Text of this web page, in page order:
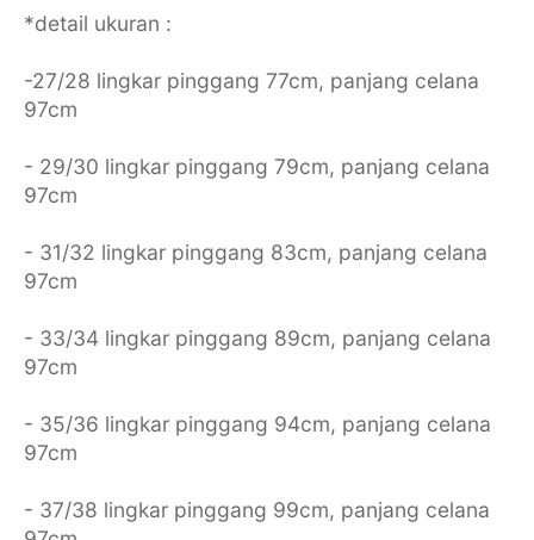
*detail ukuran :
-27/28 lingkar pinggang 77cm, panjang celana
97cm
- 29/30 lingkar pinggang 79cm, panjang celana
97cm
- 31/32 lingkar pinggang 83cm, panjang celana
97cm
- 33/34 lingkar pinggang 89cm, panjang celana
97cm
- 35/36 lingkar pinggang 94cm, panjang celana
97cm
- 37/38 lingkar pinggang 99cm, panjang celana